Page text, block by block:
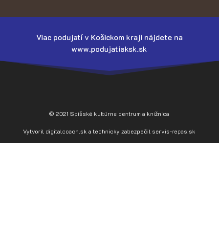
Viac podujatí v Košickom kraji nájdete na
www.podujatiaksk.sk
© 2021 Spišské kultúrne centrum a knižnica
Vytvoril digitalcoach.sk a technicky zabezpečil servis-repas.sk